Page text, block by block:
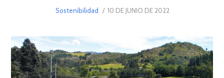
Sostenibilidad
POSTED
10 DE JUNIO DE 2022
DE
2023